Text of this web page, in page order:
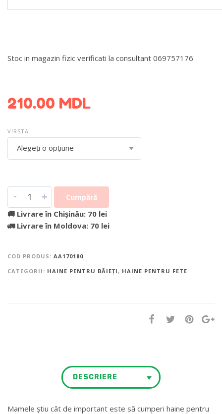
Stoc in magazin fizic verificati la consultant 069757176
210.00 MDL
VIRSTA
Alegeți o opțiune
- + Cumpără
🚚 Livrare în Chișinău: 70 lei
🚛 Livrare în Moldova: 70 lei
COD PRODUS: AA170180
CATEGORII: HAINE PENTRU BĂIEȚI , HAINE PENTRU FETE
DESCRIERE
Mamele știu cât de important este să cumperi haine pentru